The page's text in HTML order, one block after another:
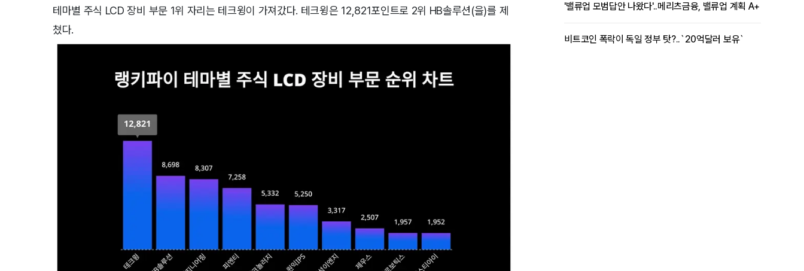
테마별 주식 LCD 장비 부문 1위 자리는 테크윙이 가져갔다. 테크윙은 12,821포인트로 2위 HB솔루션(을)를 제
쳤다.
'밸류업 모범답안 나왔다'..메리츠금융, 밸류업 계획 A+
비트코인 폭락이 독일 정부 탓?..`20억달러 보유`